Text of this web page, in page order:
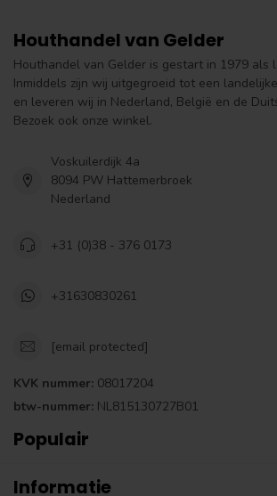
Houthandel van Gelder
Houthandel van Gelder is gestart in 1979 als
Inmiddels zijn wij uitgegroeid tot een
en leveren wij in Nederland, België en de
Bezoek ook onze winkel.
Voskuilerdijk 4a
8094 PW Hattemerbroek
Nederland
+31 (0)38 - 376 0173
+31630830261
[email protected]
KVK nummer: 08017204
btw-nummer: NL815130727B01
Populair
Informatie